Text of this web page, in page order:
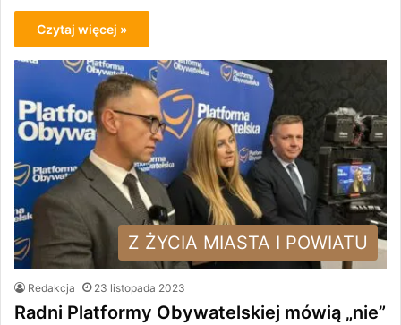
Czytaj więcej »
Z ŻYCIA MIASTA I POWIATU
Redakcja 23 listopada 2023
Radni Platformy Obywatelskiej mówią „nie”